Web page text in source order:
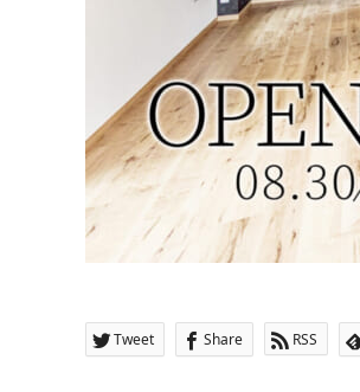
Tweet Share RSS